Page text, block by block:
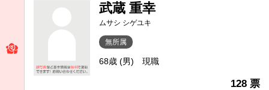
武蔵 重幸
ムサシ シゲユキ
無所属
68歳 (男) 現職
128 票